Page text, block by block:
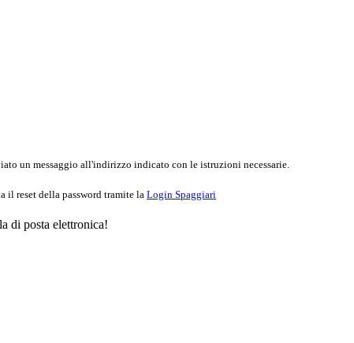
un messaggio all'indirizzo indicato con le istruzioni necessarie.
il reset della password tramite la Login Spaggiari
di posta elettronica!